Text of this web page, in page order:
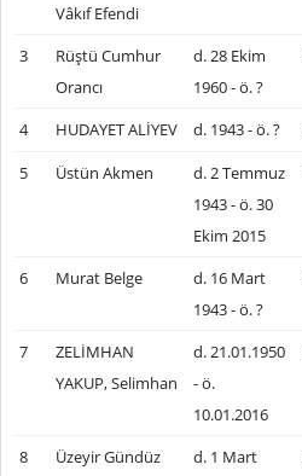
Vâkıf Efendi
3
Rüştü Cumhur
Orancı
d. 28 Ekim
1960 - ö. ?
4 HUDAYET ALİYEV d. 1943 - ö. ?
5 Üstün Akmen
d. 2 Temmuz
1943 - ö. 30
Ekim 2015
6 Murat Belge
d. 16 Mart
1943 - ö. ?
7
ZELİMHAN
YAKUP, Selimhan
d. 21.01.1950
- ö.
10.01.2016
8 Üzeyir Gündüz
d. 1 Mart